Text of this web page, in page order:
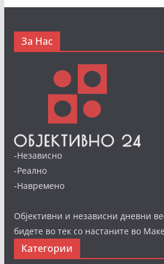
За Нас
-Независно
-Реално
-Навремено
Објективни и независни дневни
бидете во тек со настаните во
Категории